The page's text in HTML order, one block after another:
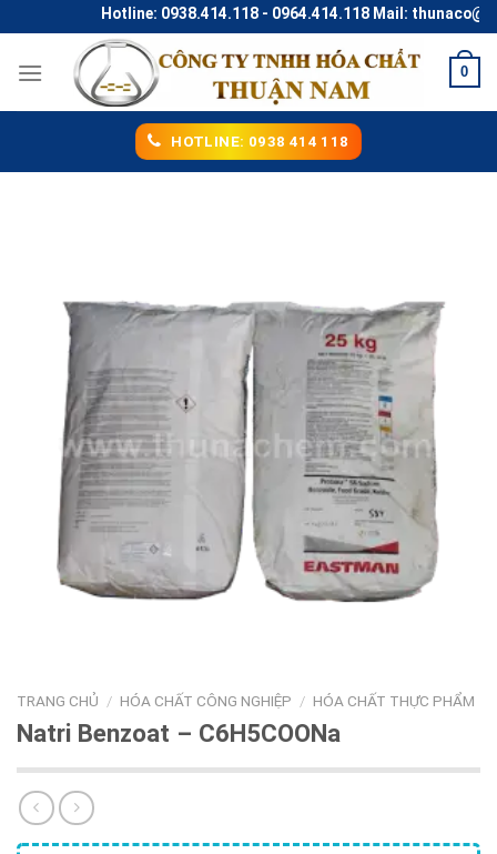
to
content
Hotline: 0938.414.118 - 0964.414.118 Mail:
0
HOTLINE: 0938 414 118
TRANG CHỦ / HÓA CHẤT CÔNG NGHIỆP / HÓA CHẤT THỰC PHẨM
Natri Benzoat – C6H5COONa